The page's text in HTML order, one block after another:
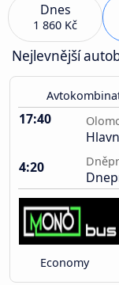
Dnes
1 860 Kč
Nejlevnější
17:40
4:20
Economy